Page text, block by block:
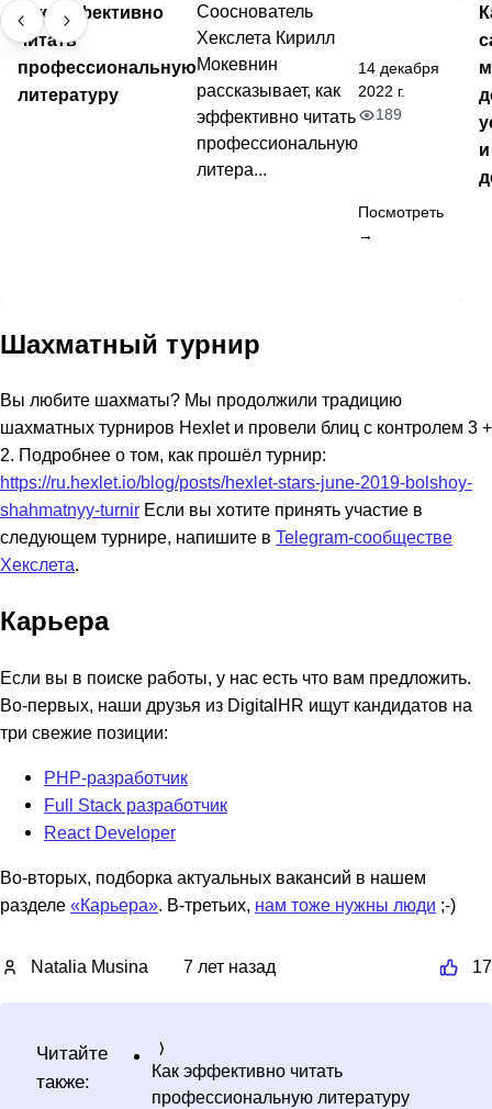
Как эффективно
читать
профессиональную
литературу
Cооснователь
Хекслета Кирилл
Мокевнин
рассказывает, как
эффективно читать
профессиональную
литера...
14 декабря
2022 г.
189
Посмотреть
→
Шахматный турнир
Вы любите шахматы? Мы продолжили традицию
шахматных турниров Hexlet и провели блиц с контролем 3 +
2. Подробнее о том, как прошёл турнир:
https://ru.hexlet.io/blog/posts/hexlet-stars-june-2019-bolshoy-
shahmatnyy-turnir Если вы хотите принять участие в
следующем турнире, напишите в Telegram-сообществе
Хекслета.
Карьера
Если вы в поиске работы, у нас есть что вам предложить.
Во-первых, наши друзья из DigitalHR ищут кандидатов на
три свежие позиции:
PHP-разработчик
Full Stack разработчик
React Developer
Во-вторых, подборка актуальных вакансий в нашем
разделе «Карьера». В-третьих, нам тоже нужны люди ;-)
Natalia Musina 7 лет назад 17
Читайте
также:
Как эффективно читать
профессиональную литературу